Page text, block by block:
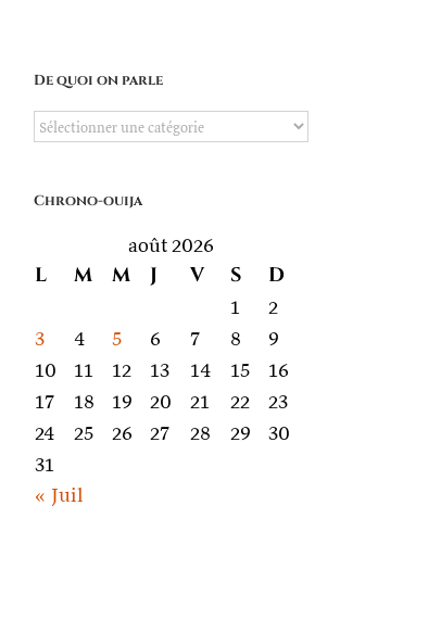
De quoi on parle
De
parle
Chrono-ouija
août 2026
L M M J V S D
1
2
3
4 5 6 7 8
9
10
11 12 13 14 15
16
17
18 19 20 21 22
23
24
25 26 27 28 29
30
31
« Juil